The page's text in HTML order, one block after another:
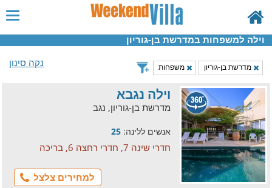
וילה למשפחות במדרשת בן-גוריון
נקה סינון
מדרשת בן-גוריון משפחות
וילה נגבא
מדרשת בן-גוריון, נגב
אנשים ללינה: 25
חדרי שינה 7, חדרי רחצה 6, בריכה
למחירים צלצל